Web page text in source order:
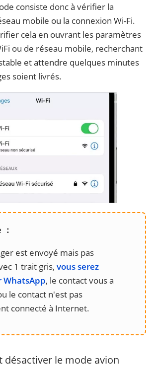
consiste donc à vérifier la
mobile ou la connexion Wi-Fi.
cela en ouvrant les paramètres
ou de réseau mobile, recherchant
et attendre quelques minutes
soient livrés.
est envoyé mais pas
1 trait gris, vous serez
WhatsApp, le contact vous a
le contact n'est pas
connecté à Internet.
désactiver le mode avion